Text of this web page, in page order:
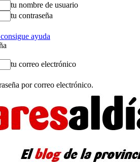
tu nombre de usuario
tu contraseña
ayuda
tu correo electrónico
por correo electrónico.